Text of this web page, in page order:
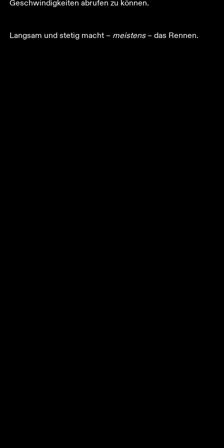
Geschwindigkeiten abrufen zu können.
Langsam und stetig macht – meistens – das Rennen.